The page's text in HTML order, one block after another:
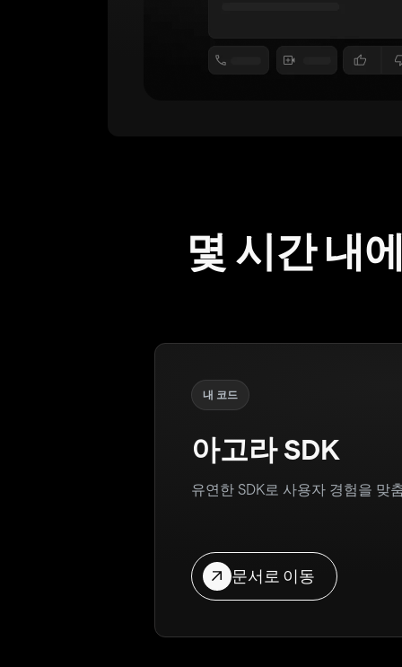
몇 시간 내
내 코드
아고라 SDK
유연한 SDK로 사용자 경험을 맞
문서로 이동